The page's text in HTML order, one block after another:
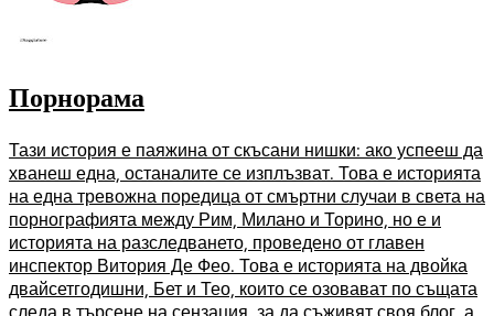
Порнорама
Тази история е паяжина от скъсани нишки: ако успееш да
хванеш една, останалите се изплъзват. Това е историята
на една тревожна поредица от смъртни случаи в света на
порнографията между Рим, Милано и Торино, но е и
историята на разследването, проведено от главен
инспектор Витория Де Фео. Това е историята на двойка
двайсетгодишни, Бет и Тео, които се озовават по същата